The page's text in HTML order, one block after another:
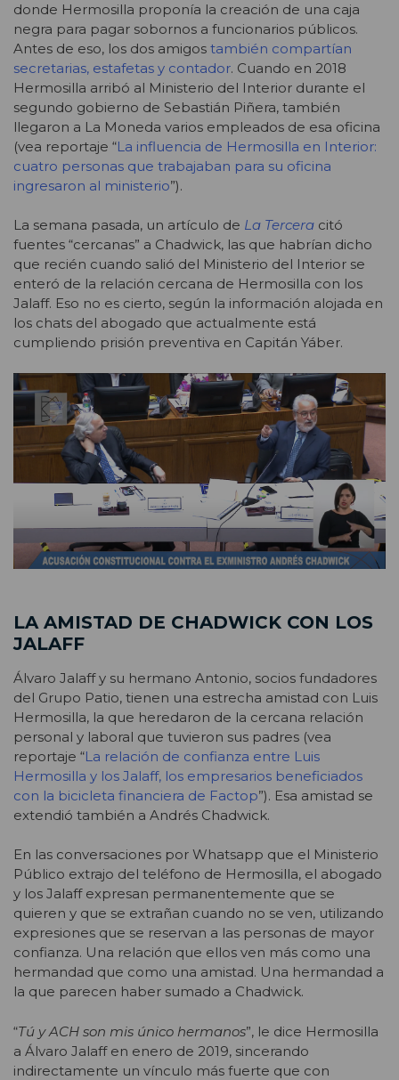
donde Hermosilla proponía la creación de una caja
negra para pagar sobornos a funcionarios públicos.
Antes de eso, los dos amigos también compartían
secretarias, estafetas y contador. Cuando en 2018
Hermosilla arribó al Ministerio del Interior durante el
segundo gobierno de Sebastián Piñera, también
llegaron a La Moneda varios empleados de esa oficina
(vea reportaje “La influencia de Hermosilla en Interior:
cuatro personas que trabajaban para su oficina
ingresaron al ministerio”).
La semana pasada, un artículo de La Tercera citó
fuentes “cercanas” a Chadwick, las que habrían dicho
que recién cuando salió del Ministerio del Interior se
enteró de la relación cercana de Hermosilla con los
Jalaff. Eso no es cierto, según la información alojada en
los chats del abogado que actualmente está
cumpliendo prisión preventiva en Capitán Yáber.
LA AMISTAD DE CHADWICK CON LOS
JALAFF
Álvaro Jalaff y su hermano Antonio, socios fundadores
del Grupo Patio, tienen una estrecha amistad con Luis
Hermosilla, la que heredaron de la cercana relación
personal y laboral que tuvieron sus padres (vea
reportaje “La relación de confianza entre Luis
Hermosilla y los Jalaff, los empresarios beneficiados
con la bicicleta financiera de Factop”). Esa amistad se
extendió también a Andrés Chadwick.
En las conversaciones por Whatsapp que el Ministerio
Público extrajo del teléfono de Hermosilla, el abogado
y los Jalaff expresan permanentemente que se
quieren y que se extrañan cuando no se ven, utilizando
expresiones que se reservan a las personas de mayor
confianza. Una relación que ellos ven más como una
hermandad que como una amistad. Una hermandad a
la que parecen haber sumado a Chadwick.
“Tú y ACH son mis único hermanos”, le dice Hermosilla
a Álvaro Jalaff en enero de 2019, sincerando
indirectamente un vínculo más fuerte que con